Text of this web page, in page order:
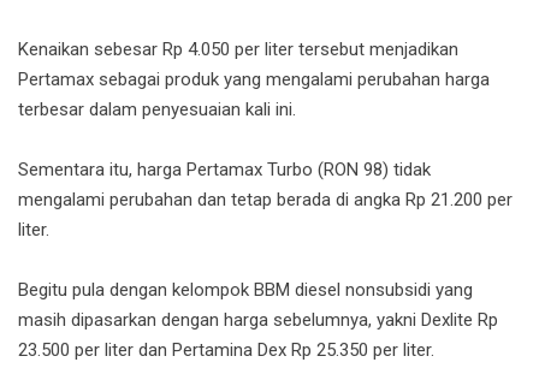
Kenaikan sebesar Rp 4.050 per liter tersebut menjadikan
Pertamax sebagai produk yang mengalami perubahan harga
terbesar dalam penyesuaian kali ini.
Sementara itu, harga Pertamax Turbo (RON 98) tidak
mengalami perubahan dan tetap berada di angka Rp 21.200 per
liter.
Begitu pula dengan kelompok BBM diesel nonsubsidi yang
masih dipasarkan dengan harga sebelumnya, yakni Dexlite Rp
23.500 per liter dan Pertamina Dex Rp 25.350 per liter.